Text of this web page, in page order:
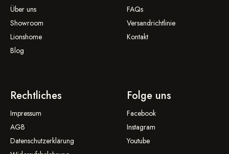
Über uns
Showroom
Lionshome
Blog
FAQs
Versandrichtlinie
Kontakt
Rechtliches
Impressum
AGB
Datenschutzerklärung
Folge uns
Facebook
Instagram
Youtube